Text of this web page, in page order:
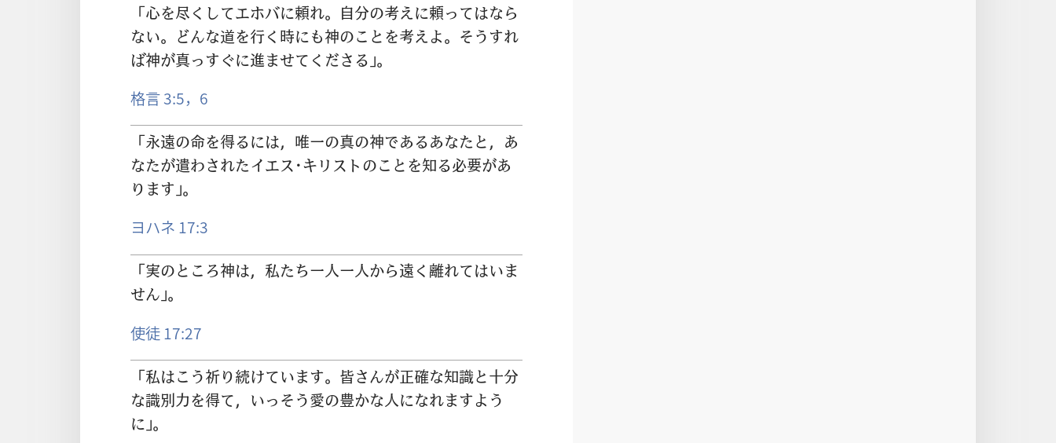
「心を尽くしてエホバに頼れ。 自分の考えに頼ってはなら
ない。どんな道を行く 時にも神のことを考えよ。そうすれ
ば神が真っすぐに進ませてくださる」。
格言 3:5，6
「永遠の命を得るには， 唯一の真の神であるあなたと，あ
なたが遣わされたイエス･キリストのことを知る必要があ
ります」。
ヨハネ 17:3
「実のところ神は， 私たち一人一人から遠く 離れてはいま
せん」。
使徒 17:27
「私はこう祈り続けています。 皆さんが正確な知識と十分
な識別力を得て，いっそう愛の豊かな人になれますよう
に」。